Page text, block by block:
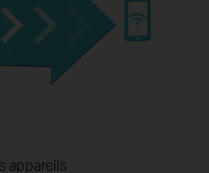
appareils